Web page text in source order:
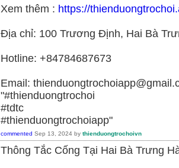
Xem thêm : https://
Địa chỉ: 100 Trương Định, Hai Bà
Hotline: +84784687673
Email:
"#thienduongtrochoi
#tdtc
#thienduongtrochoiapp"
commented Sep 13, 2024 by thienduongtrochoivn
Thông Tắc Cống Tại Hai Bà Trưng